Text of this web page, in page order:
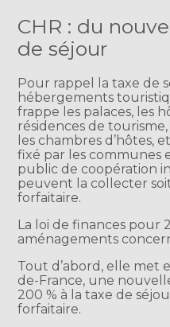
CHR : du
de séjour
Pour rappel la taxe de
hébergements
frappe les palaces, les
résidences de
les chambres d’hôtes,
fixé par les communes
public de coopération
peuvent la collecter
forfaitaire.
La loi de finances pour
aménagements
Tout d’abord, elle met
de-France, une
200 % à la taxe de
forfaitaire.